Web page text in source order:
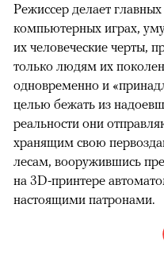
Режиссер делает
компьютерных играх,
их человеческие черты,
только людям их
одновременно и
целью бежать из
реальности они
хранящим свою
лесам, вооружившись
на 3D-принтере
настоящими патронами.